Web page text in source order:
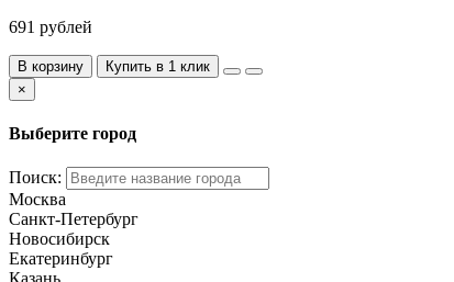
691 рублей
В корзину
Купить в 1 клик
×
Выберите город
Поиск:
Москва
Санкт-Петербург
Новосибирск
Екатеринбург